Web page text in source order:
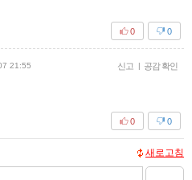
0
0
21:55 신고 공감 확인
0
0
새로고침